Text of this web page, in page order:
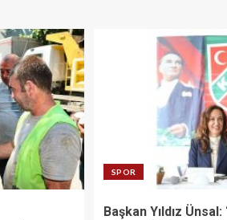
SPOR
Başkan Yıldız